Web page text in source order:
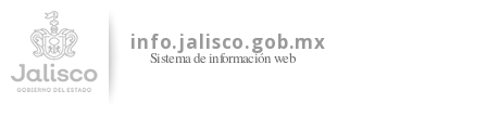
contenido
principal
info.jalisco.gob.mx
Sistema de información web